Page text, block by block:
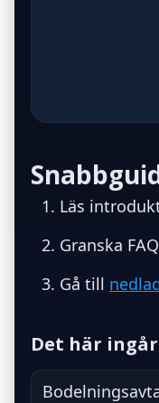
Läs
Granska FAQ
Gå till
Det här ingår